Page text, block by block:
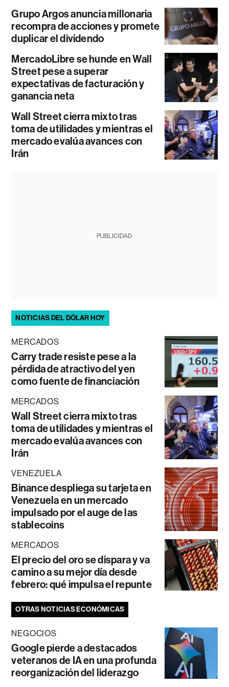
Grupo Argos anuncia millonaria
recompra de acciones y promete
duplicar el dividendo
MercadoLibre se hunde en Wall
Street pese a superar
expectativas de facturación y
ganancia neta
Wall Street cierra mixto tras
toma de utilidades y mientras el
mercado evalúa avances con
Irán
PUBLICIDAD
NOTICIAS DEL DÓLAR HOY
MERCADOS
Carry trade resiste pese a la
pérdida de atractivo del yen
como fuente de financiación
MERCADOS
Wall Street cierra mixto tras
toma de utilidades y mientras el
mercado evalúa avances con
Irán
VENEZUELA
Binance despliega su tarjeta en
Venezuela en un mercado
impulsado por el auge de las
stablecoins
MERCADOS
El precio del oro se dispara y va
camino a su mejor día desde
febrero: qué impulsa el repunte
OTRAS NOTICIAS ECONÓMICAS
NEGOCIOS
Google pierde a destacados
veteranos de IA en una profunda
reorganización del liderazgo